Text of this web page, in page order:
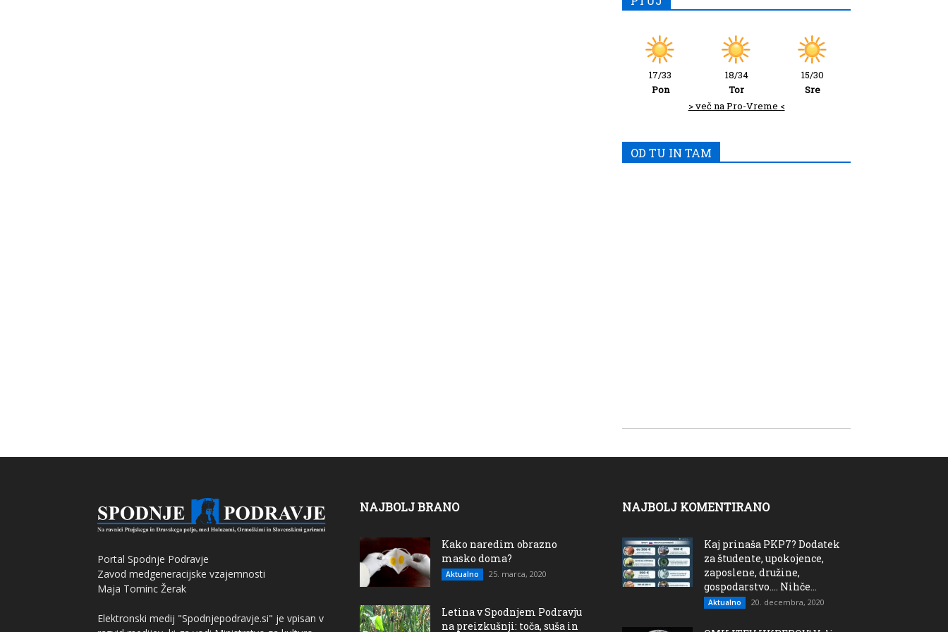
17/33
Pon
18/34
Tor
15/30
Sre
> več na Pro-Vreme <
OD TU IN TAM
Portal Spodnje Podravje
Zavod medgeneracijske vzajemnosti
Maja Tominc Žerak
Elektronski medij "Spodnjepodravje.si" je vpisan v
NAJBOLJ BRANO
Kako naredim obrazno
masko doma?
Aktualno 25. marca, 2020
Letina v Spodnjem Podravju
na preizkušnji: toča, suša in
NAJBOLJ KOMENTIRANO
Kaj prinaša PKP7? Dodatek
za študente, upokojence,
zaposlene, družine,
gospodarstvo…. Nihče...
Aktualno 20. decembra, 2020